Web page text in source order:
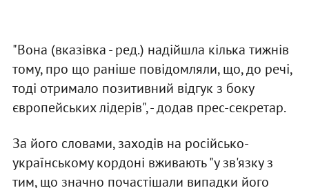
"Вона (вказівка - ред.) надійшла кілька тижнів
тому, про що раніше повідомляли, що, до речі,
тоді отримало позитивний відгук з боку
європейських лідерів", - додав прес-секретар.
За його словами, заходів на російсько-
українському кордоні вживають "у зв'язку з
тим, що значно почастішали випадки його